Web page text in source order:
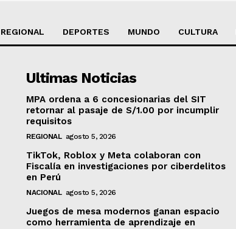
REGIONAL DEPORTES MUNDO CULTURA
Ultimas Noticias
MPA ordena a 6 concesionarias del SIT
retornar al pasaje de S/1.00 por incumplir
requisitos
REGIONAL agosto 5, 2026
TikTok, Roblox y Meta colaboran con
Fiscalía en investigaciones por ciberdelitos
en Perú
NACIONAL agosto 5, 2026
Juegos de mesa modernos ganan espacio
como herramienta de aprendizaje en